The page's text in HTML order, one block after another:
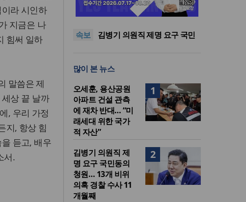
라 시인하
지금은 나
힘써 일하
말씀은 제
상 끝 날까
, 우리 가정
지, 항상 힘
듣고, 배우
서.
속보
퀴어서적 ‘별도 부스’ 마련 조치
2026년 상반기 탈북민 입국 63
소
라’ 일부 활동 중단… “중대한 사
김병기 의원직 제명 요구 국민
위한 국가적 자산”
퀴어서적 ‘별도 부스’ 마련 조치
2026년 상반기 탈북민 입국 63
명… 전년 동기 대비 34.4% 감
소
많이 본 뉴스
1
오세훈, 용산공원
아파트 건설 관측
에 재차 반대… “미
래세대 위한 국가
적 자산”
2
김병기 의원직 제
명 요구 국민동의
청원… 13개 비위
의혹 경찰 수사 11
개월째